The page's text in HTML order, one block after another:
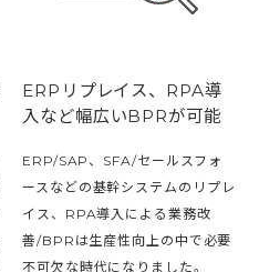
ERPリプレイス、RPA導
入など幅広いBPRが可能
ERP/SAP、SFA/セールスフォ
ースなどの基幹システムのリプレ
イス、RPA導入による業務改
善/BPRは生産性向上の中で必要
不可欠な時代になりました。